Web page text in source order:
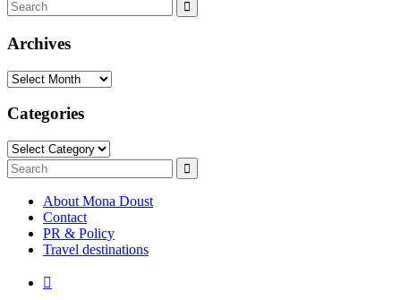
for:
Archives
Archives
Categories
Categories
Search
for:
About Mona Doust
Contact
PR & Policy
Travel destinations